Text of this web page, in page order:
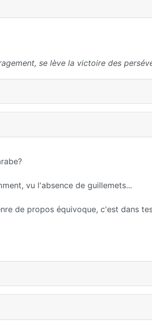
se lève la victoire des
vu l'absence de guillemets...
de propos équivoque, c'est dans